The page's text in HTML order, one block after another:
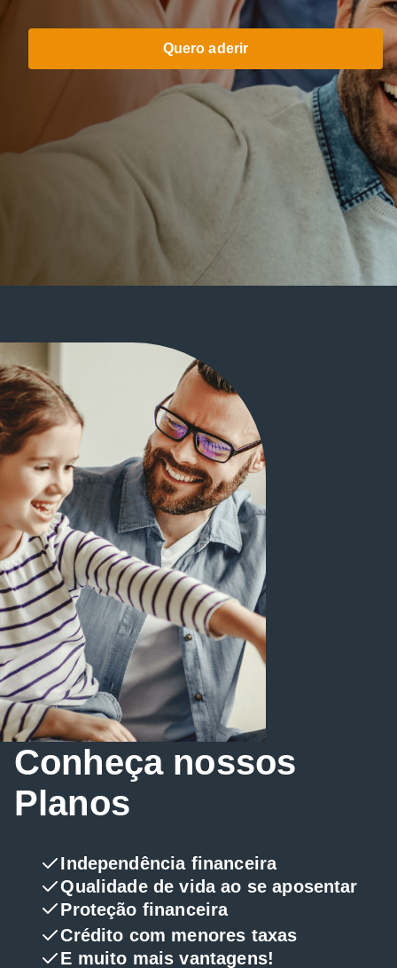
Quero aderir
Conheça nossos
Planos
Independência financeira
Qualidade de vida ao se aposentar
Proteção financeira
Crédito com menores taxas
E muito mais vantagens!